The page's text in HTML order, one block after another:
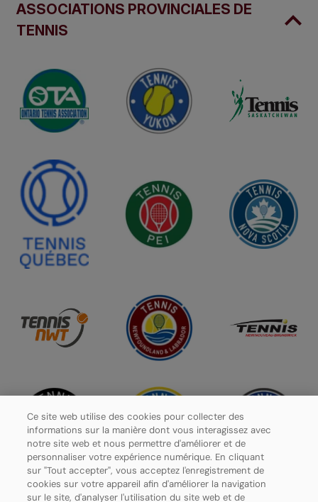
ASSOCIATIONS PROVINCIALES DE
TENNIS
Ce site web utilise des cookies pour collecter des
informations sur la manière dont vous interagissez avec
notre site web et nous permettre d'améliorer et de
personnaliser votre expérience numérique. En cliquant
sur "Tout accepter", vous acceptez l'enregistrement de
cookies sur votre appareil afin d'améliorer la navigation
sur le site, d'analyser l'utilisation du site web et de